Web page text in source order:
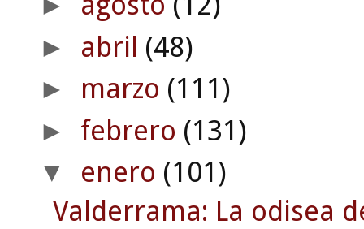
► abril (48)
► marzo (111)
► febrero (131)
▼ enero (101)
Valderrama: La odisea